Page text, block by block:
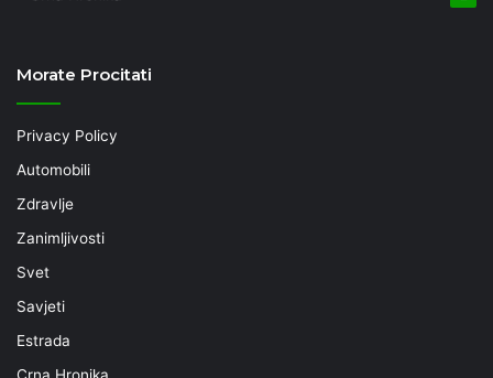
Morate Procitati
Privacy Policy
Automobili
Zdravlje
Zanimljivosti
Svet
Savjeti
Estrada
Crna Hronika